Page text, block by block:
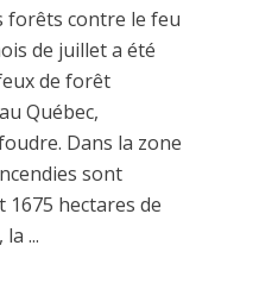
forêts contre le feu
de juillet a été
de forêt
Québec,
Dans la zone
sont
hectares de
...